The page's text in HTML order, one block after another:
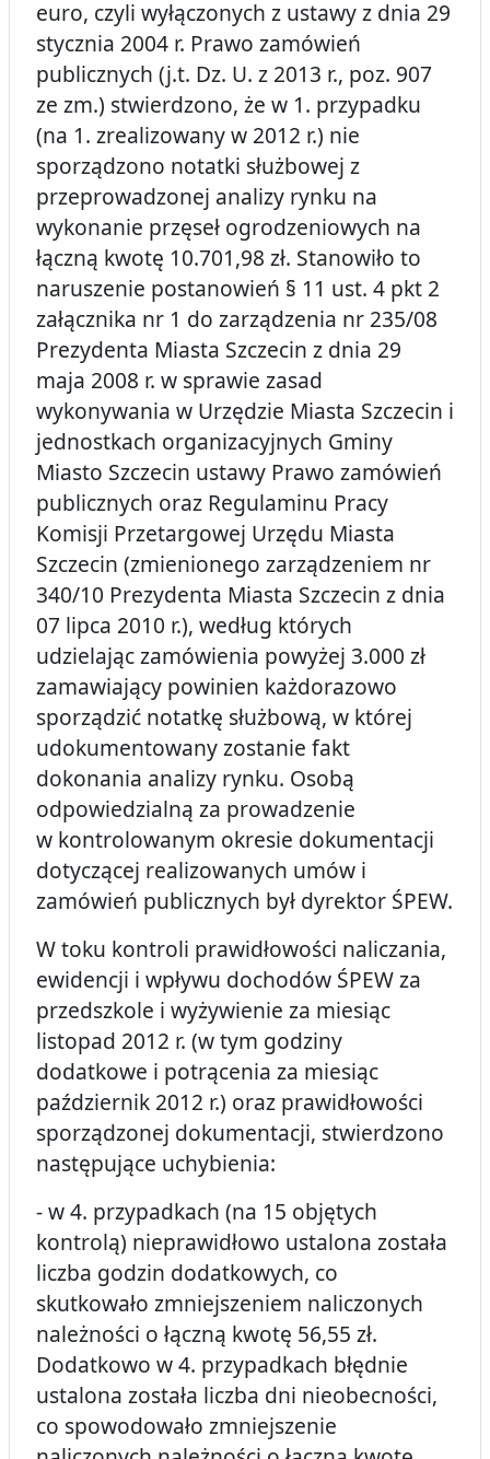
euro, czyli wyłączonych z ustawy z dnia 29
stycznia 2004 r. Prawo zamówień
publicznych (j.t. Dz. U. z 2013 r., poz. 907
ze zm.) stwierdzono, że w 1. przypadku
(na 1. zrealizowany w 2012 r.) nie
sporządzono notatki służbowej z
przeprowadzonej analizy rynku na
wykonanie przęseł ogrodzeniowych na
łączną kwotę 10.701,98 zł. Stanowiło to
naruszenie postanowień § 11 ust. 4 pkt 2
załącznika nr 1 do zarządzenia nr 235/08
Prezydenta Miasta Szczecin z dnia 29
maja 2008 r. w sprawie zasad
wykonywania w Urzędzie Miasta Szczecin i
jednostkach organizacyjnych Gminy
Miasto Szczecin ustawy Prawo zamówień
publicznych oraz Regulaminu Pracy
Komisji Przetargowej Urzędu Miasta
Szczecin (zmienionego zarządzeniem nr
340/10 Prezydenta Miasta Szczecin z dnia
07 lipca 2010 r.), według których
udzielając zamówienia powyżej 3.000 zł
zamawiający powinien każdorazowo
sporządzić notatkę służbową, w której
udokumentowany zostanie fakt
dokonania analizy rynku. Osobą
odpowiedzialną za prowadzenie
w kontrolowanym okresie dokumentacji
dotyczącej realizowanych umów i
zamówień publicznych był dyrektor ŚPEW.
W toku kontroli prawidłowości naliczania,
ewidencji i wpływu dochodów ŚPEW za
przedszkole i wyżywienie za miesiąc
listopad 2012 r. (w tym godziny
dodatkowe i potrącenia za miesiąc
październik 2012 r.) oraz prawidłowości
sporządzonej dokumentacji, stwierdzono
następujące uchybienia:
- w 4. przypadkach (na 15 objętych
kontrolą) nieprawidłowo ustalona została
liczba godzin dodatkowych, co
skutkowało zmniejszeniem naliczonych
należności o łączną kwotę 56,55 zł.
Dodatkowo w 4. przypadkach błędnie
ustalona została liczba dni nieobecności,
co spowodowało zmniejszenie